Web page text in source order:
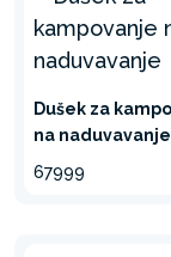
Dušek za
na naduvavanje
67999